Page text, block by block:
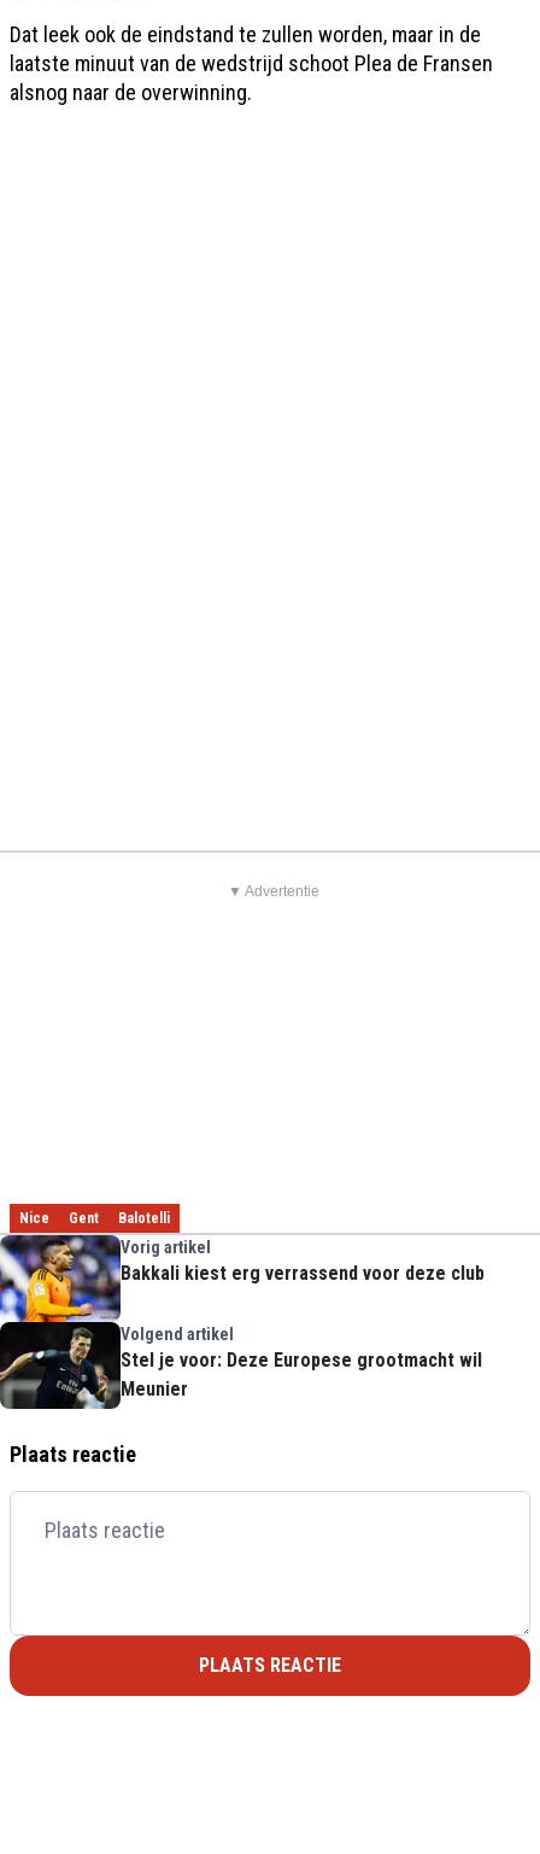
Dat leek ook de eindstand te zullen worden, maar in de
laatste minuut van de wedstrijd schoot Plea de Fransen
alsnog naar de overwinning.
▼ Advertentie
Nice Gent Balotelli
Vorig artikel
Bakkali kiest erg verrassend voor deze club
Volgend artikel
Stel je voor: Deze Europese grootmacht wil
Meunier
Plaats reactie
PLAATS REACTIE